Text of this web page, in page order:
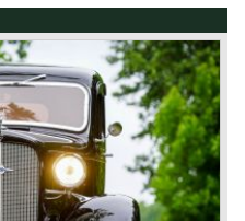
33
EDE